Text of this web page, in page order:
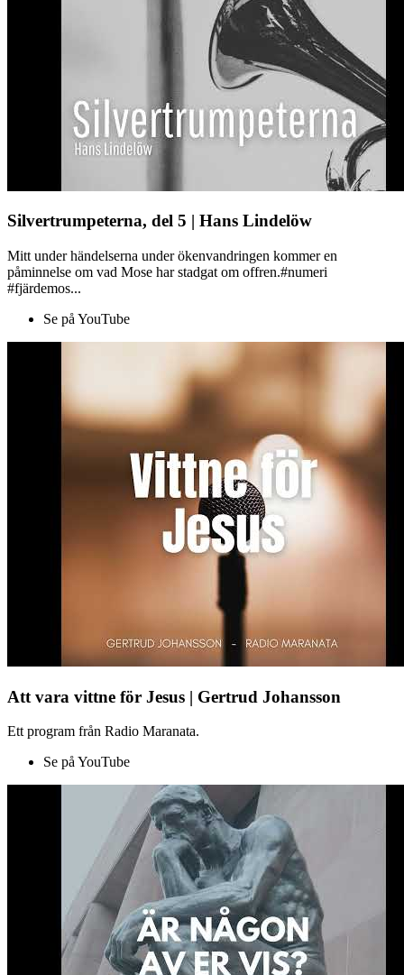
Silvertrumpeterna, del 5 | Hans Lindelöw
Mitt under händelserna under ökenvandringen kommer en
påminnelse om vad Mose har stadgat om offren.#numeri
#fjärdemos...
Se på YouTube
Att vara vittne för Jesus | Gertrud Johansson
Ett program från Radio Maranata.
Se på YouTube